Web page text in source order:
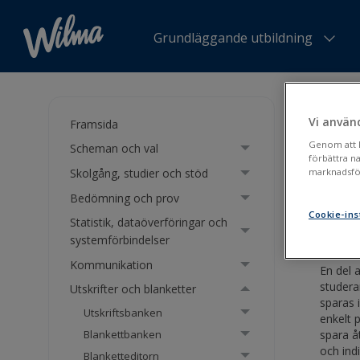
Grundläggande utbildning
Framsida
Scheman och val
Skolgång, studier och stöd
Bedömning och prov
Statistik, dataöverföringar och
systemförbindelser
Kommunikation
Utskrifter och blanketter
Utskriftsbanken
Blankettbanken
Blanketteditorn
En del
sparas
enkelt
spara
och
Vi
Genom att
förbättra
Cookie-